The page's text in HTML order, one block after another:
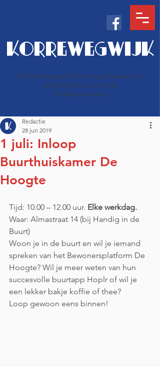
KORREWEGWIJK
De Korrewegwijk Groningen bestaat uit
de Indische buurt & de
Professorenbuurt
1 juli: Inloop
Buurthuiskamer De
Hoogte
Redactie
28 jun 2019
Tijd: 10.00 – 12.00 uur. Elke werkdag.
Waar: Almastraat 14 (bij Handig in de
Buurt)
Woon je in de buurt en wil je iemand
spreken van het Bewonersplatform De
Hoogte? Wil je meer weten van hun
succesvolle buurtapp Hoplr of wil je
een lekker bakje koffie of thee?
Loop gewoon eens binnen!